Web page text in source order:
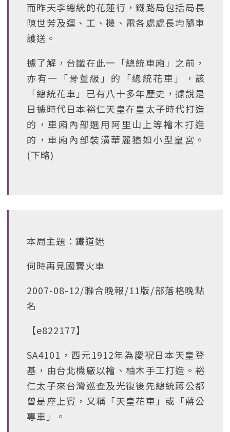
而昨天李總統的花蓮行，鐵路局包括局長
陳世芳及運、工、機、電各處處長均隨車
護送。
據了解，台鐵在此一「總統車廂」之前，
亦有一「骨董級」的「總統花車」，該
「總統花車」已有八十多年歷史，據說是
日據時代日本裕仁天皇在皇太子時代打造
的，車廂內部選用阿里山上等檜木打造
的，車廂內部裝潢華麗猶如小型皇宮。
(下略)
本周主題：鐵道迷
何時再見國寶火車
2007-08-12/聯合晚報/11版/部落格晚點
名
【e822177】
SA4101，西元1912年為慶祝日本天皇登
基，由台北機廠以檜、柚木手工打造。裕
仁太子來台灣巡查及光復後先總統蔣公都
曾是座上賓，又稱「天皇花車」或「蔣公
專車」。